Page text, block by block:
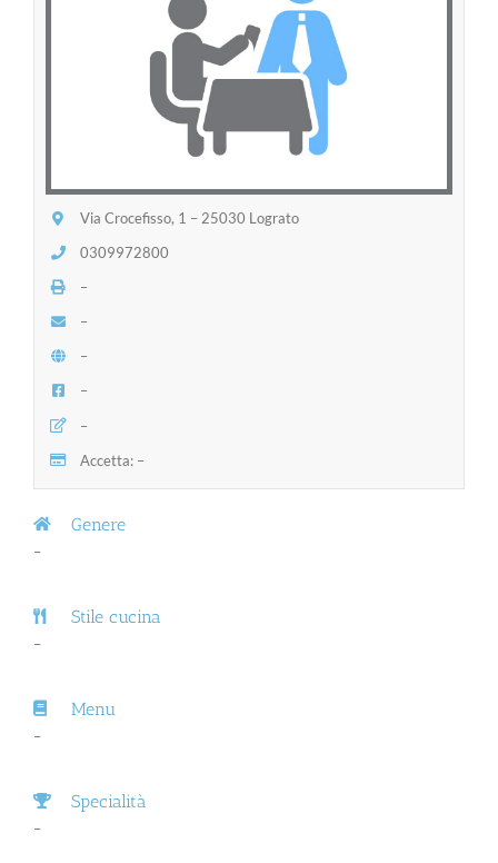
Via Crocefisso, 1 – 25030 Lograto
0309972800
–
–
–
–
–
Accetta: –
Genere
–
Stile cucina
–
Menu
–
Specialità
–